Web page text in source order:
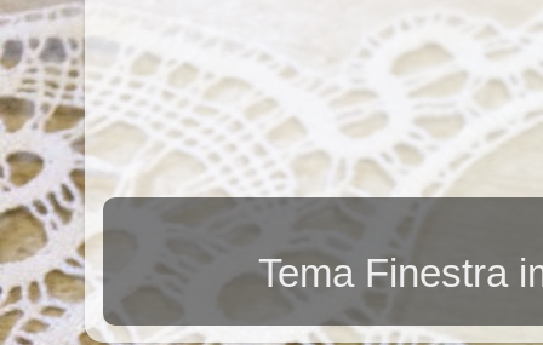
Tema Finestra